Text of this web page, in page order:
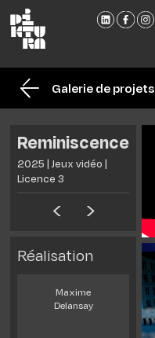
Galerie de projets
Reminiscence
2025 | Jeux vidéo |
Licence 3
Réalisation
Maxime
Delansay